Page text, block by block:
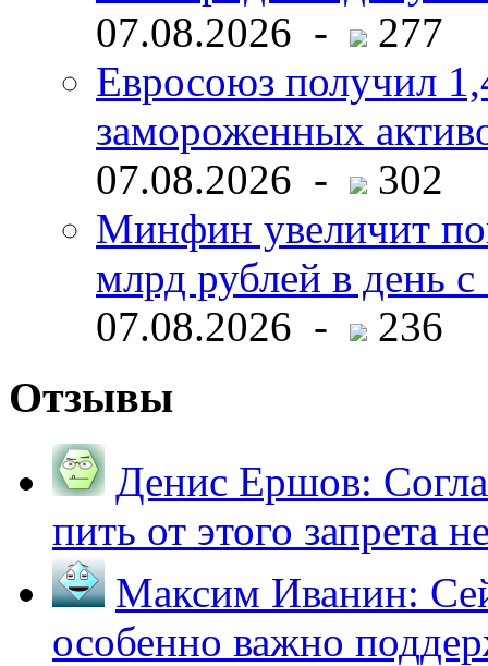
07.08.2026 -
277
Евросоюз получил
замороженных
07.08.2026 -
302
Минфин увеличит
млрд рублей в день с
07.08.2026 -
236
Отзывы
Денис Ершов:
пить от этого запрета
Максим Иванин:
особенно важно